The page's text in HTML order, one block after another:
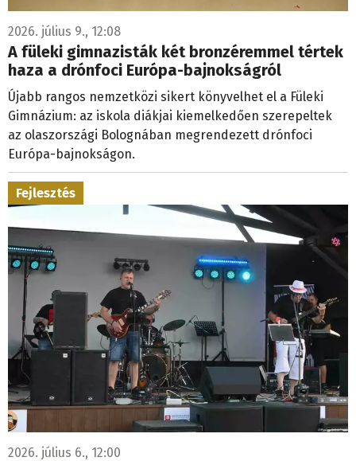
2026. július 9., 12:08
A füleki gimnazisták két bronzéremmel tértek
haza a drónfoci Európa-bajnokságról
Újabb rangos nemzetközi sikert könyvelhet el a Füleki
Gimnázium: az iskola diákjai kiemelkedően szerepeltek
az olaszországi Bolognában megrendezett drónfoci
Európa-bajnokságon.
Fejlesztés
2026. július 6., 12:00